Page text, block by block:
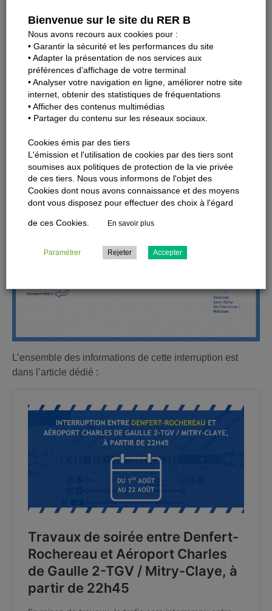
Du vendredi 01 au dimanche 03 août
Le trafic est interrompu à partir de 22h45 entre Denfert-
Rochereau et Aéroport Charles de Gaulle 2/ Mitry-Claye,
dans les deux sens de circulation. Le trafic reprend
premier train.
Changement de terminus provisoire à partir du 1er
août à Denfert-Rochereau
L’ensemble des informations de cette interruption est
dans l’article dédié :
Bienvenue sur le site du RER B
Nous avons recours aux cookies pour :
• Garantir la sécurité et les performances du site
• Adapter la présentation de nos services aux
préférences d’affichage de votre terminal
• Analyser votre navigation en ligne, améliorer notre site
internet, obtenir des statistiques de fréquentations
• Afficher des contenus multimédias
• Partager du contenu sur les réseaux sociaux.
Cookies émis par des tiers
L'émission et l'utilisation de cookies par des tiers sont
soumises aux politiques de protection de la vie privée
de ces tiers. Nous vous informons de l'objet des
Cookies dont nous avons connaissance et des moyens
dont vous disposez pour effectuer des choix à l'égard
de ces Cookies. En savoir plus
Paramétrer Rejeter Accepter